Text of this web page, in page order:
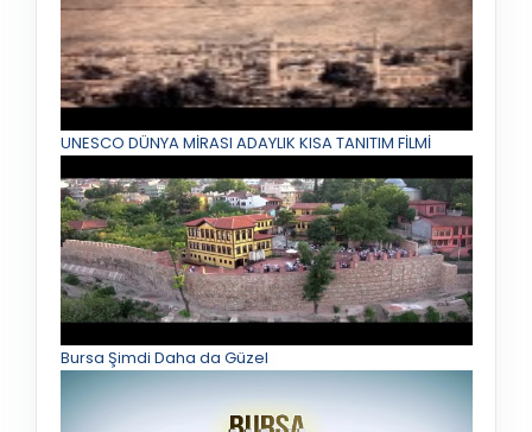
UNESCO DÜNYA MİRASI ADAYLIK KISA TANITIM FİLMİ
Bursa Şimdi Daha da Güzel